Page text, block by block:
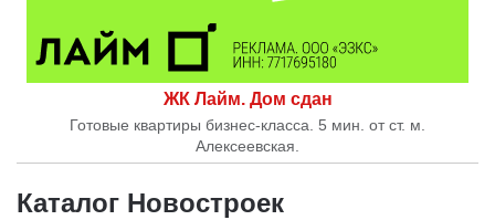
ЖК Лайм. Дом сдан
Готовые квартиры бизнес-класса. 5 мин. от ст. м.
Алексеевская.
Каталог Новостроек